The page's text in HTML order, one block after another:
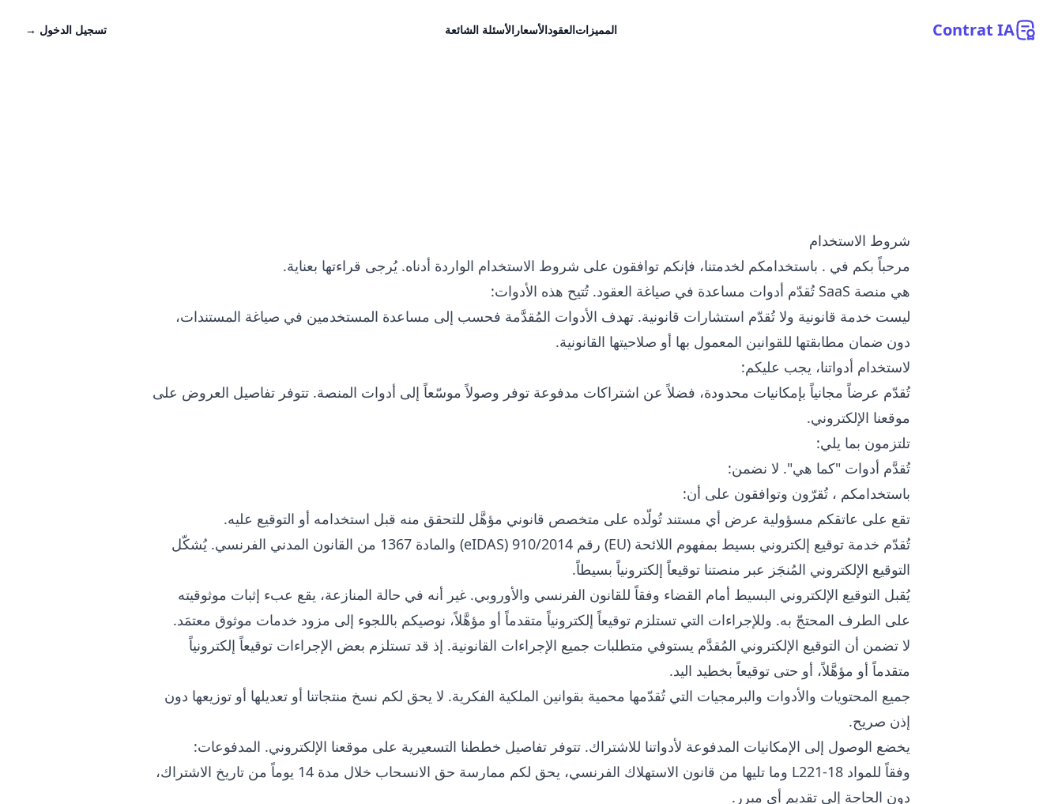
Contrat IA المميزاتالعقودالأسعار الأسئلة الشائعة تسجيل الدخول →
شروط الاستخدام
مرحباً بكم في . باستخدامكم لخدمتنا، فإنكم توافقون على شروط الاستخدام الواردة أدناه. يُرجى قراءتها بعناية.
هي منصة SaaS تُقدّم أدوات مساعدة في صياغة العقود. تُتيح هذه الأدوات:
ليست خدمة قانونية ولا تُقدّم استشارات قانونية. تهدف الأدوات المُقدَّمة فحسب إلى مساعدة المستخدمين في صياغة المستندات،
دون ضمان مطابقتها للقوانين المعمول بها أو صلاحيتها القانونية.
لاستخدام أدواتنا، يجب عليكم:
تُقدّم عرضاً مجانياً بإمكانيات محدودة، فضلاً عن اشتراكات مدفوعة توفر وصولاً موسّعاً إلى أدوات المنصة. تتوفر تفاصيل العروض على
موقعنا الإلكتروني.
تلتزمون بما يلي:
تُقدَّم أدوات "كما هي". لا نضمن:
باستخدامكم ، تُقرّون وتوافقون على أن:
تقع على عاتقكم مسؤولية عرض أي مستند تُولّده على متخصص قانوني مؤهَّل للتحقق منه قبل استخدامه أو التوقيع عليه.
تُقدّم
خدمة توقيع إلكتروني بسيط بمفهوم اللائحة (EU) رقم 910/2014 (eIDAS) والمادة 1367 من القانون المدني الفرنسي. يُشكّل
التوقيع الإلكتروني المُنجَز عبر منصتنا توقيعاً إلكترونياً بسيطاً.
يُقبل التوقيع الإلكتروني البسيط أمام القضاء وفقاً للقانون الفرنسي والأوروبي. غير أنه في حالة المنازعة، يقع عبء إثبات موثوقيته
على الطرف المحتجّ به. وللإجراءات التي تستلزم توقيعاً إلكترونياً متقدماً أو مؤهَّلاً، نوصيكم باللجوء إلى مزود خدمات موثوق معتمَد.
لا تضمن أن التوقيع الإلكتروني المُقدَّم يستوفي متطلبات جميع الإجراءات القانونية. إذ قد تستلزم بعض الإجراءات توقيعاً إلكترونياً
متقدماً أو مؤهَّلاً، أو حتى توقيعاً بخطيد اليد.
جميع المحتويات والأدوات والبرمجيات التي تُقدّمها محمية بقوانين الملكية الفكرية. لا يحق لكم نسخ منتجاتنا أو تعديلها أو توزيعها دون
إذن صريح.
يخضع الوصول إلى الإمكانيات المدفوعة لأدواتنا للاشتراك. تتوفر تفاصيل خططنا التسعيرية على موقعنا الإلكتروني. المدفوعات:
وفقاً للمواد L221-18 وما تليها من قانون الاستهلاك الفرنسي، يحق لكم ممارسة حق الانسحاب خلال مدة 14 يوماً من تاريخ الاشتراك،
دون الحاجة إلى تقديم أي مبرر.